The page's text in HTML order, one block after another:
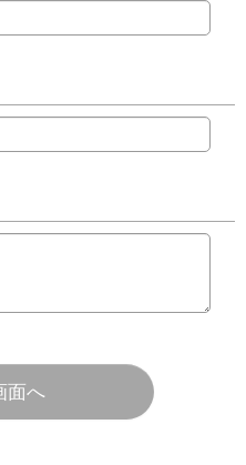
面へ